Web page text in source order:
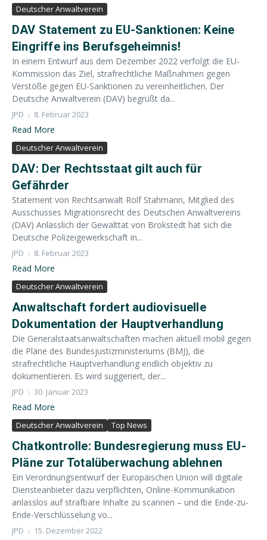
Deutscher Anwaltverein
DAV Statement zu EU-Sanktionen: Keine
Eingriffe ins Berufsgeheimnis!
In einem Entwurf aus dem Dezember 2022 verfolgt die EU-
Kommission das Ziel, strafrechtliche Maßnahmen gegen
Verstöße gegen EU-Sanktionen zu vereinheitlichen. Der
Deutsche Anwaltverein (DAV) begrüßt da...
JPD 8. Februar 2023
Read More
Deutscher Anwaltverein
DAV: Der Rechtsstaat gilt auch für
Gefährder
Statement von Rechtsanwalt Rolf Stahmann, Mitglied des
Ausschusses Migrationsrecht des Deutschen Anwaltvereins
(DAV) Anlässlich der Gewalttat von Brokstedt hat sich die
Deutsche Polizeigewerkschaft in...
JPD 8. Februar 2023
Read More
Deutscher Anwaltverein
Anwaltschaft fordert audiovisuelle
Dokumentation der Hauptverhandlung
Die Generalstaatsanwaltschaften machen aktuell mobil gegen
die Pläne des Bundesjustizministeriums (BMJ), die
strafrechtliche Hauptverhandlung endlich objektiv zu
dokumentieren. Es wird suggeriert, der...
JPD 30. Januar 2023
Read More
Deutscher Anwaltverein Top News
Chatkontrolle: Bundesregierung muss EU-
Pläne zur Totalüberwachung ablehnen
Ein Verordnungsentwurf der Europäischen Union will digitale
Diensteanbieter dazu verpflichten, Online-Kommunikation
anlasslos auf strafbare Inhalte zu scannen – und die Ende-zu-
Ende-Verschlüsselung vo...
JPD 15. Dezember 2022